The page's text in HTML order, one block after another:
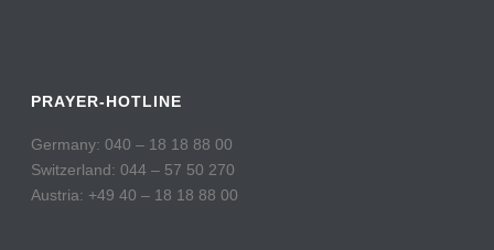
PRAYER-HOTLINE
Germany: 040 – 18 18 88 00
Switzerland: 044 – 57 50 270
Austria: +49 40 – 18 18 88 00